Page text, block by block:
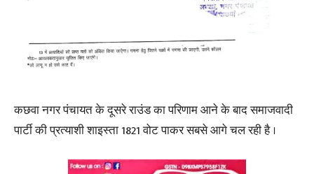
कछवा नगर पंचायत के दूसरे राउंड का परिणाम आने के बाद समाजवादी
पार्टी की प्रत्याशी शाइस्ता 1821 वोट पाकर सबसे आगे चल रही है ।